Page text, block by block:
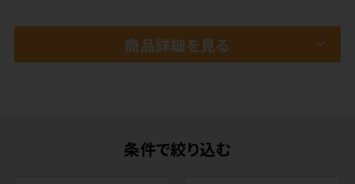
商品詳細を見る
条件で絞り込む